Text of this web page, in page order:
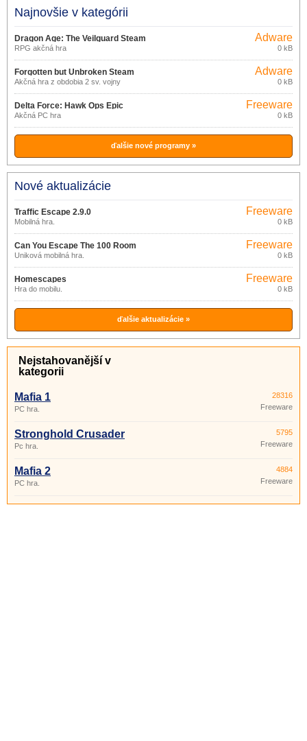
Najnovšie v kategórii
Dragon Age: The Veilguard Steam
RPG akčná hra
Adware
0 kB
Forgotten but Unbroken Steam
Akčná hra z obdobia 2 sv. vojny
Adware
0 kB
Delta Force: Hawk Ops Epic
Games Store
Akčná PC hra
Freeware
0 kB
ďalšie nové programy »
Nové aktualizácie
Traffic Escape 2.9.0
Mobilná hra.
Freeware
0 kB
Can You Escape The 100 Room
Úniková mobilná hra.
Freeware
0 kB
Homescapes
Hra do mobilu.
Freeware
0 kB
ďalšie aktualizácie »
Nejstahovanější v
kategorii
Mafia 1
PC hra.
28316
Freeware
Stronghold Crusader
Pc hra.
5795
Freeware
Mafia 2
PC hra.
4884
Freeware